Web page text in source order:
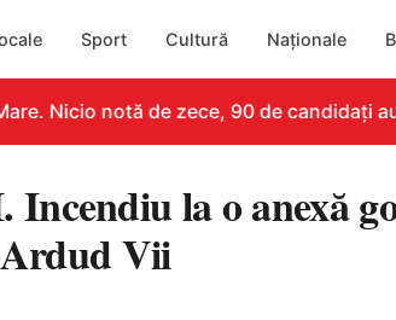
Sport Cultură Naționale
Nicio notă de zece, 90 de candidați au
la o anexă
Vii